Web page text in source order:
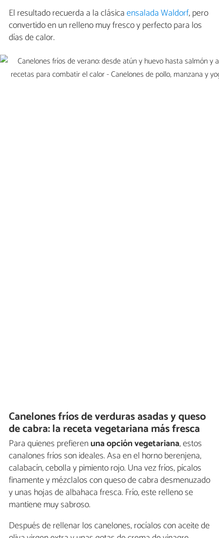
El resultado recuerda a la clásicaensalada Waldorf, pero
convertido en un relleno muy fresco y perfecto para los
días de calor.
Canelones fríos de verduras asadas y queso
de cabra: la receta vegetariana más fresca
Para quienes prefierenuna opción vegetariana, estos
canalones fríos son ideales. Asa en el horno berenjena,
calabacín, cebolla y pimiento rojo. Una vez fríos, pícalos
finamente y mézclalos con queso de cabra desmenuzado
y unas hojas de albahaca fresca. Frío, este relleno se
mantiene muy sabroso.
Después de rellenar los canelones, rocíalos con aceite de